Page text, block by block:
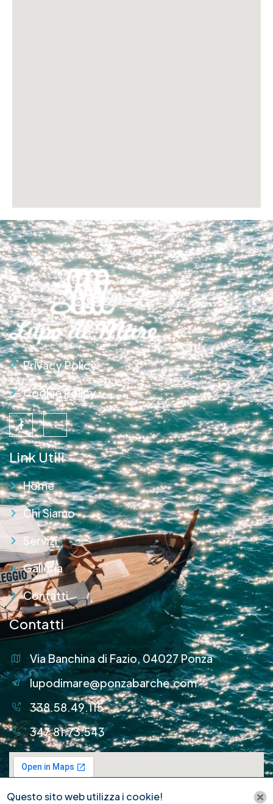
Privacy Policy
Cookie Policy
Link Utili
Home
Chi Siamo
Servizi
Galleria
Contatti
Contatti
Via Banchina di Fazio, 04027 Ponza
lupodimare@ponzabarche.com
338.58.49.115
347.81.73.543
Questo sito web utilizza i cookie!